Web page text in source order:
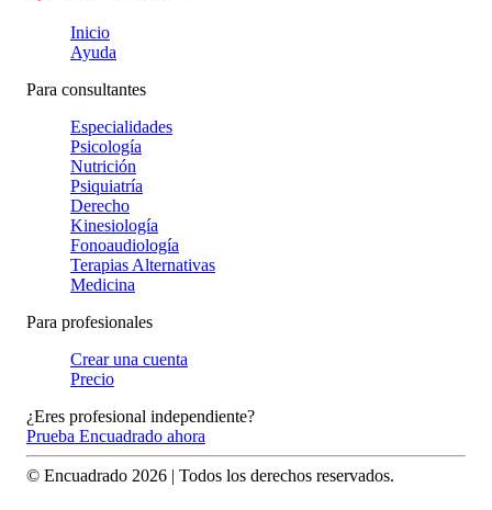
Inicio
Ayuda
Para consultantes
Especialidades
Psicología
Nutrición
Psiquiatría
Derecho
Kinesiología
Fonoaudiología
Terapias Alternativas
Medicina
Para profesionales
Crear una cuenta
Precio
¿Eres profesional independiente?
Prueba Encuadrado ahora
© Encuadrado 2026 | Todos los derechos reservados.